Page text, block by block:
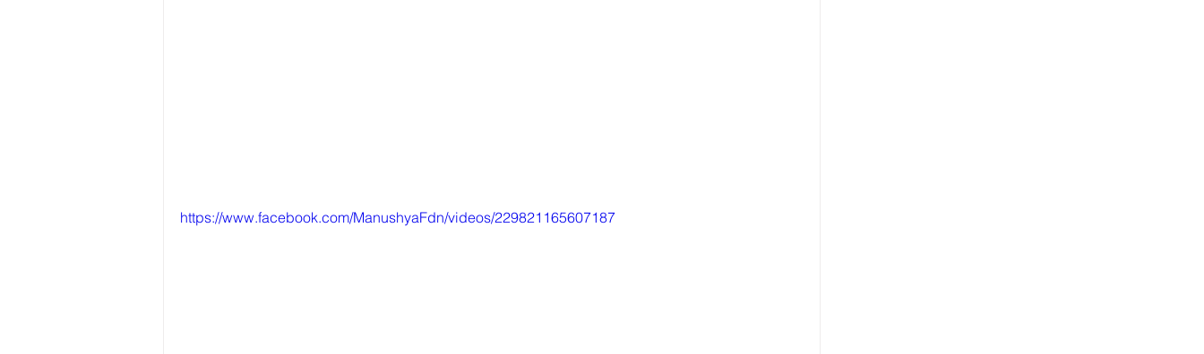
https://www.facebook.com/ManushyaFdn/videos/229821165607187